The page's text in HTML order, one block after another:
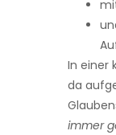
In einer
da
immer